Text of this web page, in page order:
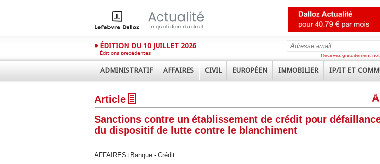
ÉDITION DU 10 JUILLET 2026
Éditions précédentes Recevez gratuitement
ADMINISTRATIF AFFAIRES CIVIL EUROPÉEN IMMOBILIER IP/IT ET
Article
Sanctions contre un établissement de crédit pour
du dispositif de lutte contre le blanchiment
AFFAIRES
Banque - Crédit